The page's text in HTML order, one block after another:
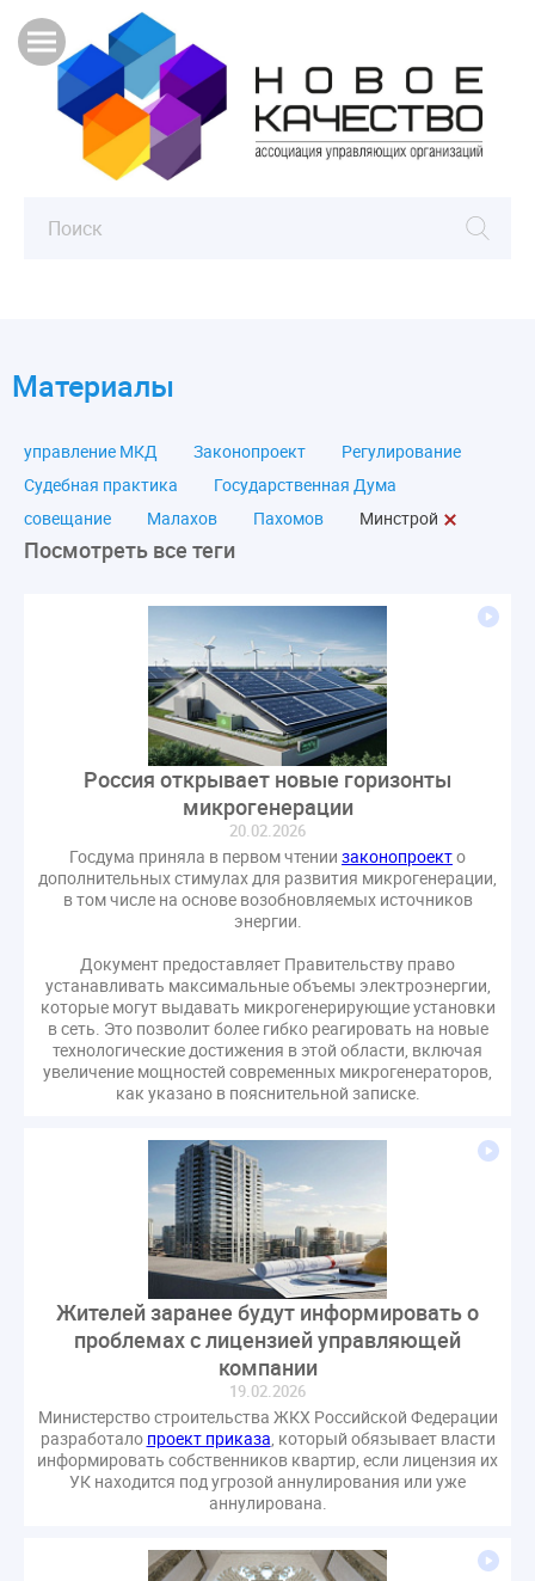
Материалы
управление МКД Законопроект
Регулирование
Судебная практика
Государственная Дума
совещание
Малахов Пахомов
Минстрой
ЛикбезЖКХ
ЖКХ
Строительная неделя
лицензирование
Верховный суд
управляющие компании
МКД
Экспертное мнение
капремонт Вебинар
Комитет по строительству и ЖКХ
Малахов Конференция
Обсуждение
Пени за ЖКУ
Постановление Правительства РФ
ЖКУ
ОСС
Правила
задолженность граждан
ГОСТ
Мероприятия
Постановление
Правительство РФ
ВДГО
Персональные данные
Приказ
ТКО
ЭкспертЖКХ
договор управления МКД
лицензия
операторы связи
проверки
управляющая компания
Интервью
УК
газовое оборудование
государственная дума
проверки ЖКХ
управляющие организации
Альберт Короленко
ЖК РФ КоАП РФ
Стандарты и качество
встреча
налоговая реформа
общее собрание собственников
ответственность
пени по жку
перерасчет платы
тарифы
штраф
ВОК
Всероссийское совещание
ГД
Госсовет
ЕИРЦ
Жилищная инспекция
Закон Хинштейна
Зарубежный опыт
Исследования
Казань
Рабочая группа
Посмотреть все теги
Россия открывает новые горизонты
микрогенерации
20.02.2026
Госдума приняла в первом чтении законопроекто
дополнительных стимулах для развития микрогенерации,
в том числе на основе возобновляемых источников
энергии.
Документ предоставляет Правительству право
устанавливать максимальные объемы электроэнергии,
которые могут выдавать микрогенерирующие установки
в сеть. Это позволит более гибко реагировать на новые
технологические достижения в этой области, включая
увеличение мощностей современных микрогенераторов,
как указано в пояснительной записке.
Жителей заранее будут информировать о
проблемах с лицензией управляющей
компании
19.02.2026
Министерство строительства ЖКХ Российской Федерации
разработало проект приказа, который обязывает власти
информировать собственников квартир, если лицензия их
УК находится под угрозой аннулирования или уже
аннулирована.